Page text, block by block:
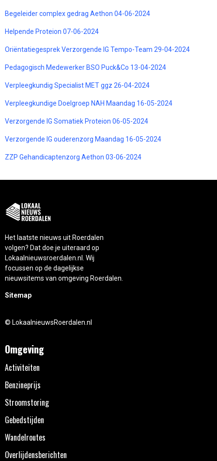
Begeleider complex gedrag Aethon 04-06-2024
Helpende Proteion 07-06-2024
Oriëntatiegesprek Verzorgende IG Tempo-Team 29-04-2024
Pedagogisch Medewerker BSO Puck&Co 13-04-2024
Verpleegkundig Specialist MET ggz 26-04-2024
Verpleegkundige Doelgroep NAH Maandag 16-05-2024
Verzorgende IG Somatiek Proteion 06-05-2024
Verzorgende IG ouderenzorg Maandag 16-05-2024
ZZP Gehandicaptenzorg Aethon 03-06-2024
Het laatste nieuws uit Roerdalen
volgen? Dat doe je uiteraard op
Lokaalnieuwsroerdalen.nl. Wij
focussen op de dagelijkse
nieuwsitems van omgeving Roerdalen.
Sitemap
© LokaalnieuwsRoerdalen.nl
Omgeving
Activiteiten
Benzineprijs
Stroomstoring
Gebedstijden
Wandelroutes
Overlijdensberichten